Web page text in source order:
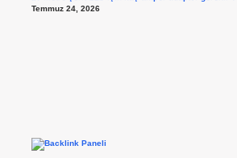
Temmuz 24, 2026